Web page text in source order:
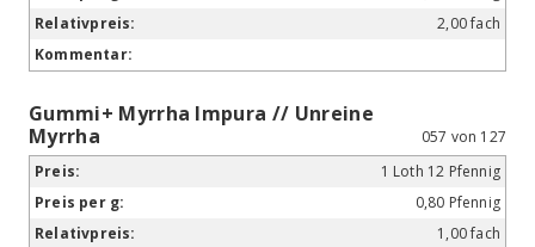
2,00 fach
Gummi+ Myrrha Impura // Unreine
Myrrha
057 von 127
1 Loth 12 Pfennig
0,80 Pfennig
1,00 fach